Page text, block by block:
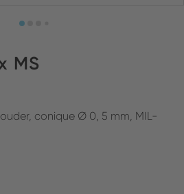
MS
conique Ø 0, 5 mm, MIL-